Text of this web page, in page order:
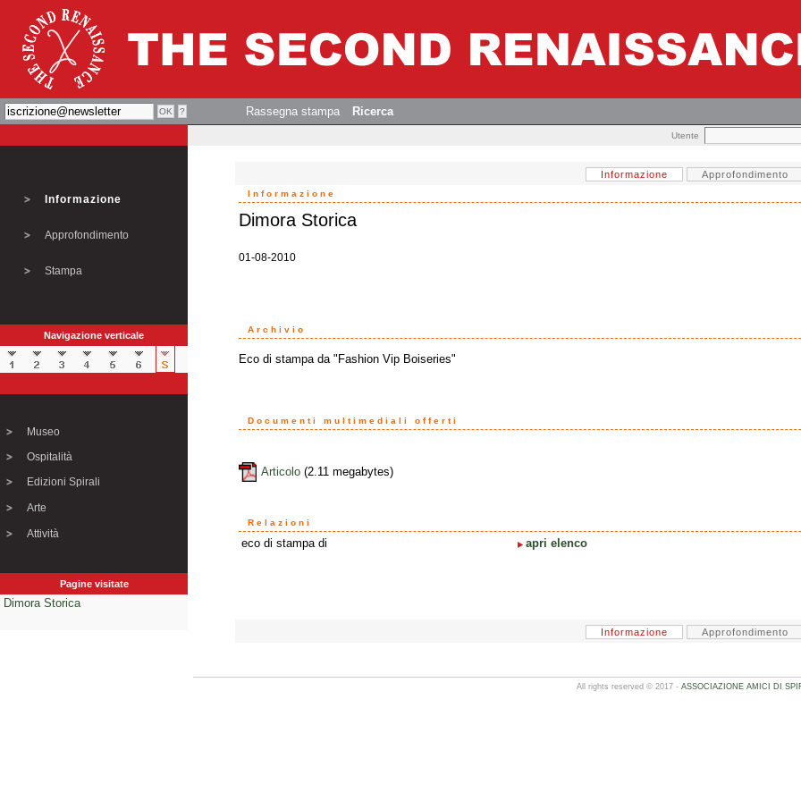
Rassegna stampa Ricerca
Utente
Informazione
Approfondimento
Stampa
Navigazione verticale
Museo
Ospitalità
Edizioni Spirali
Arte
Attività
Pagine visitate
Dimora Storica
Informazione Approfondimento
Informazione
Dimora Storica
01-08-2010
Archivio
Eco di stampa da "Fashion Vip Boiseries"
Documenti multimediali offerti
Articolo (2.11 megabytes)
Relazioni
eco di stampa di apri elenco
Informazione Approfondimento
All rights reserved © 2017 - ASSOCIAZIONE AMICI DI